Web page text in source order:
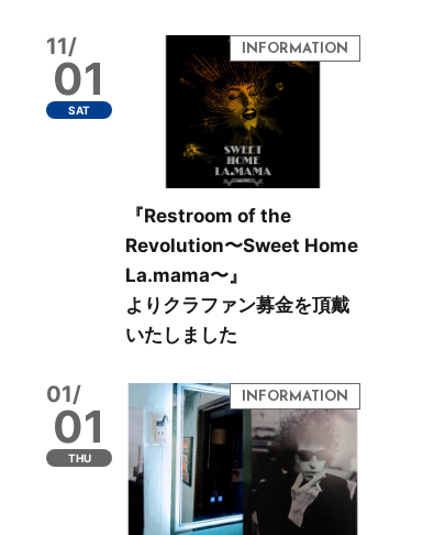
11/
01
SAT
『Restroom of the
Revolution〜Sweet Home
La.mama〜』
よりクラファン募金を頂戴
いたしました
01/
01
THU